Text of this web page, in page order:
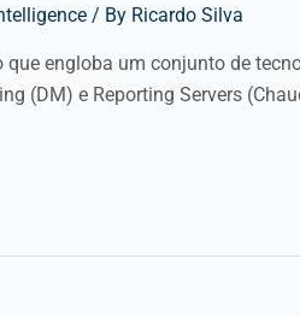
/ By Ricardo Silva
engloba um conjunto de
(DM) e Reporting Servers